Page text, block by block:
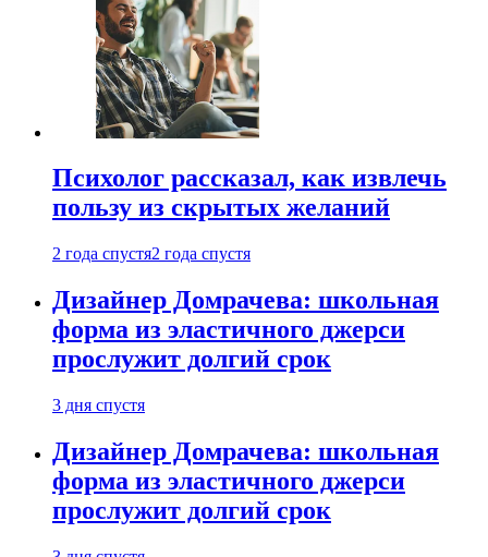
Психолог рассказал, как извлечь
пользу из скрытых желаний
2 года спустя2 года спустя
Дизайнер Домрачева: школьная
форма из эластичного джерси
прослужит долгий срок
3 дня спустя
Дизайнер Домрачева: школьная
форма из эластичного джерси
прослужит долгий срок